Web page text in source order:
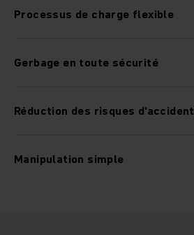
Processus de charge flexible
Gerbage en toute sécurité
Réduction des risques d'accident
Manipulation simple